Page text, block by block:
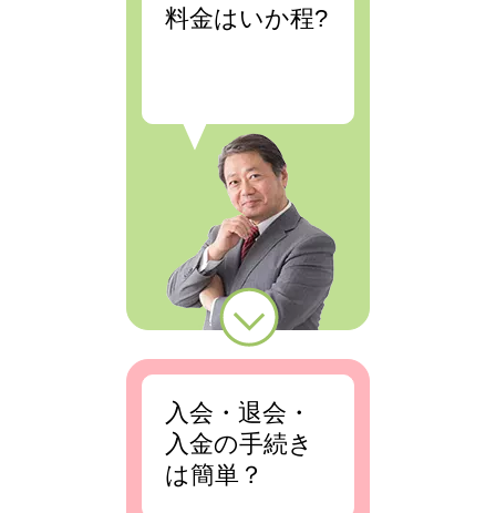
料金はいか程?
入会・退会・
入金の手続き
は簡単？